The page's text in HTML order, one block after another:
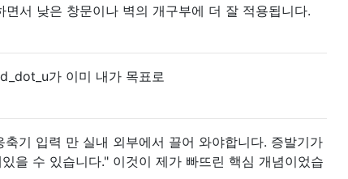
서 낮은 창문이나 벽의 개구부에 더 잘 적용됩니다.
가 이미 내가 목표로
기 입력 만 실내 외부에서 끌어 와야합니다. 증발기가
을 수 있습니다." 이것이 제가 빠뜨린 핵심 개념이었습